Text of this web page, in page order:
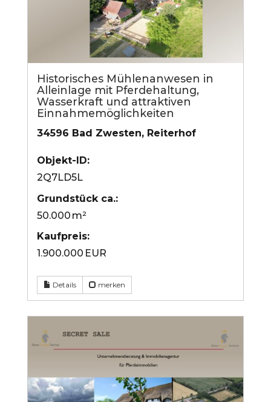
Historisches Mühlenanwesen in
Alleinlage mit Pferdehaltung,
Wasserkraft und attraktiven
Einnahmemöglichkeiten
34596 Bad Zwesten, Reiterhof
Objekt-ID:
2Q7LD5L
Grund­stück ca.:
50.000 m²
Kaufpreis:
1.900.000 EUR
Details merken